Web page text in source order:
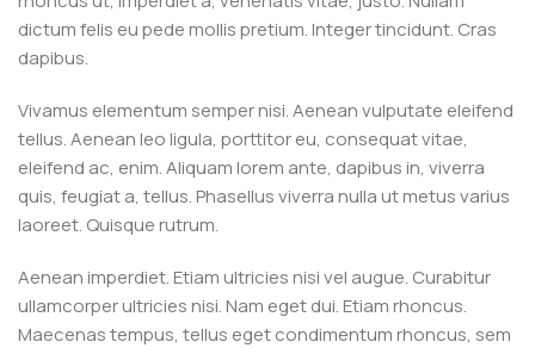
dictum felis eu pede mollis pretium. Integer tincidunt. Cras
dapibus.
Vivamus elementum semper nisi. Aenean vulputate eleifend
tellus. Aenean leo ligula, porttitor eu, consequat vitae,
eleifend ac, enim. Aliquam lorem ante, dapibus in, viverra
quis, feugiat a, tellus. Phasellus viverra nulla ut metus varius
laoreet. Quisque rutrum.
Aenean imperdiet. Etiam ultricies nisi vel augue. Curabitur
ullamcorper ultricies nisi. Nam eget dui. Etiam rhoncus.
Maecenas tempus, tellus eget condimentum rhoncus, sem